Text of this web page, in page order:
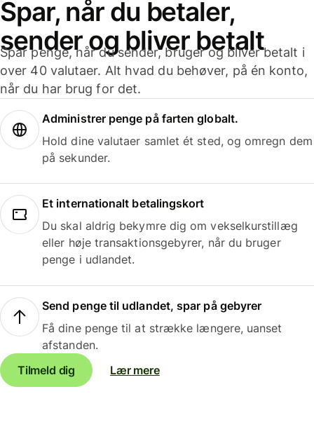
Spar, når du betaler,
sender og bliver betalt
Spar penge, når du sender, bruger og bliver betalt i
over 40 valutaer. Alt hvad du behøver, på én konto,
når du har brug for det.
Administrer penge på farten globalt.
Hold dine valutaer samlet ét sted, og omregn dem
på sekunder.
Et internationalt betalingskort
Du skal aldrig bekymre dig om vekselkurstillæg
eller høje transaktionsgebyrer, når du bruger
penge i udlandet.
Send penge til udlandet, spar på gebyrer
Få dine penge til at strække længere, uanset
afstanden.
Tilmeld dig
Lær mere